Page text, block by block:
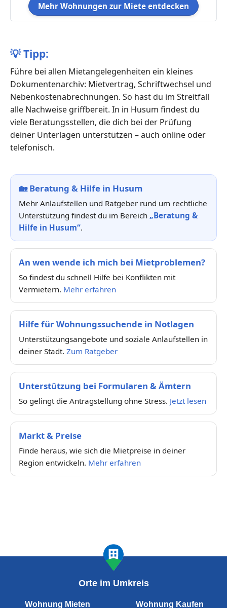
Mehr Wohnungen zur Miete entdecken
💡Tipp:
Führe bei allen Mietangelegenheiten ein kleines
Dokumentenarchiv: Mietvertrag, Schriftwechsel und
Nebenkostenabrechnungen. So hast du im Streitfall
alle Nachweise griffbereit. In in Husum findest du
viele Beratungsstellen, die dich bei der Prüfung
deiner Unterlagen unterstützen – auch online oder
telefonisch.
🏡Beratung & Hilfe in Husum
Mehr Anlaufstellen und Ratgeber rund um rechtliche
Unterstützung findest du im Bereich „Beratung &
Hilfe in Husum“.
An wen wende ich mich bei Mietproblemen?
So findest du schnell Hilfe bei Konflikten mit
Vermietern. Mehr erfahren
Hilfe für Wohnungssuchende in Notlagen
Unterstützungsangebote und soziale Anlaufstellen in
deiner Stadt. Zum Ratgeber
Unterstützung bei Formularen & Ämtern
So gelingt die Antragstellung ohne Stress. Jetzt lesen
Markt & Preise
Finde heraus, wie sich die Mietpreise in deiner
Region entwickeln. Mehr erfahren
Orte im Umkreis
Wohnung Mieten Wohnung Kaufen